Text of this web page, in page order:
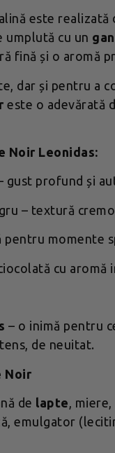
este realizată
umplută cu un
fină și o aromă
dar și pentru a
este o adevărată
Noir Leonidas:
gust profund și
– textură
pentru momente
cu aromă
– o inimă pentru
de neuitat.
Noir
de lapte,
emulgator